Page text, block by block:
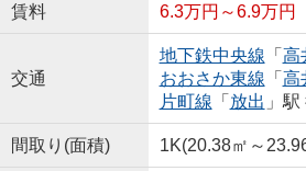
賃料 6.3万円～6.9万円
交通
地下鉄中央線 「 高
おおさか東線 「 高
片町線 「 放出 」
間取り(面積) 1K(20.38㎡～